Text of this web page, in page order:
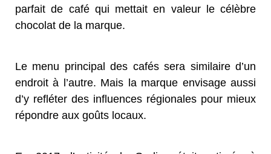
parfait de café qui mettait en valeur le célèbre
chocolat de la marque.
Le menu principal des cafés sera similaire d’un
endroit à l’autre. Mais la marque envisage aussi
d’y refléter des influences régionales pour mieux
répondre aux goûts locaux.